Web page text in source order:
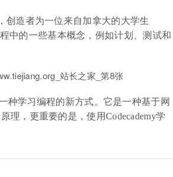
创造者为一位来自加拿大的大学生
中的一些基本概念，例如计划、测试和
种学习编程的新方式。它是一种基于网
理，更重要的是，使用Codecademy学